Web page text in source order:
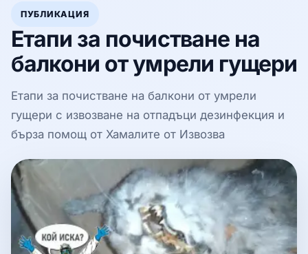
ПУБЛИКАЦИЯ
Етапи за почистване на
балкони от умрели гущери
Етапи за почистване на балкони от умрели
гущери с извозване на отпадъци дезинфекция и
бърза помощ от Хамалите от Извозва